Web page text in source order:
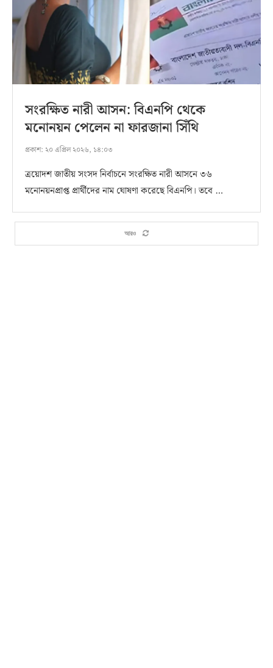
সংরক্ষিত নারী আসন: বিএনপি থেকে
মনোনয়ন পেলেন না ফারজানা সিঁথি
প্রকাশ: ২০ এপ্রিল ২০২৬, ১৪:০৩
ত্রয়োদশ জাতীয় সংসদ নির্বাচনে সংরক্ষিত নারী আসনে ৩৬
মনোনয়নপ্রাপ্ত প্রার্থীদের নাম ঘোষণা করেছে বিএনপি। তবে …
আরও